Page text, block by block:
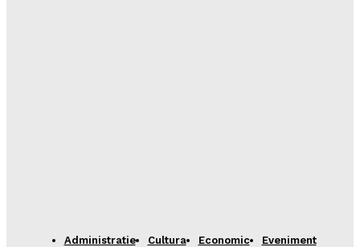
Administratie Cultura Economic
Eveniment